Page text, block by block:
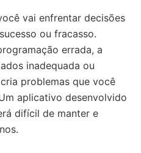
vai enfrentar decisões
ou fracasso.
errada, a
inadequada ou
problemas que você
aplicativo desenvolvido
difícil de manter e